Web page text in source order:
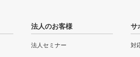
法人のお客様
法人セミナー
サ
対